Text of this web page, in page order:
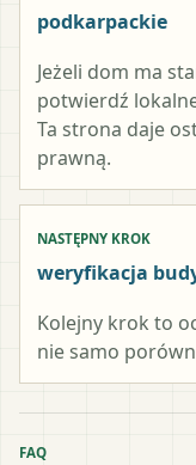
podkarpackie
Jeżeli dom ma
potwierdź
Ta strona daje
prawną.
NASTĘPNY KROK
weryfikacja
Kolejny krok to
nie samo
FAQ